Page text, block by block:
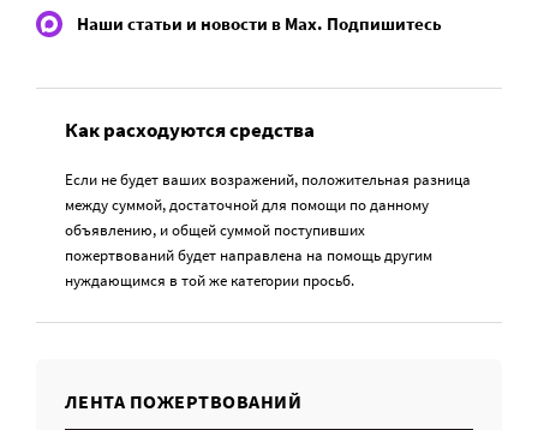
Наши статьи и новости в Max. Подпишитесь
Как расходуются средства
Если не будет ваших возражений, положительная разница
между суммой, достаточной для помощи по данному
объявлению, и общей суммой поступивших
пожертвований будет направлена на помощь другим
нуждающимся в той же категории просьб.
ЛЕНТА ПОЖЕРТВОВАНИЙ